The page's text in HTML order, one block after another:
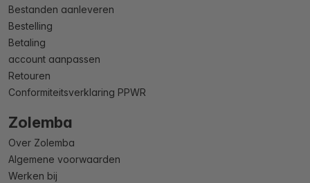
Bestanden aanleveren
Bestelling
Betaling
account aanpassen
Retouren
Conformiteitsverklaring PPWR
Zolemba
Over Zolemba
Algemene voorwaarden
Werken bij